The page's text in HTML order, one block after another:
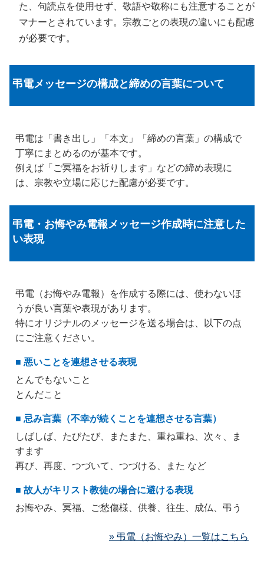
た、句読点を使用せず、敬語や敬称にも注意することが
マナーとされています。宗教ごとの表現の違いにも配慮
が必要です。
弔電メッセージの構成と締めの言葉について
弔電は「書き出し」「本文」「締めの言葉」の構成で
丁寧にまとめるのが基本です。
例えば「ご冥福をお祈りします」などの締め表現に
は、宗教や立場に応じた配慮が必要です。
弔電・お悔やみ電報メッセージ作成時に注意した
い表現
弔電（お悔やみ電報）を作成する際には、使わないほ
うが良い言葉や表現があります。
特にオリジナルのメッセージを送る場合は、以下の点
にご注意ください。
■ 悪いことを連想させる表現
とんでもないこと
とんだこと
■ 忌み言葉（不幸が続くことを連想させる言葉）
しばしば、たびたび、またまた、重ね重ね、次々、ま
すます
再び、再度、つづいて、つづける、また など
■ 故人がキリスト教徒の場合に避ける表現
お悔やみ、冥福、ご愁傷様、供養、往生、成仏、弔う
» 弔電（お悔やみ）一覧はこちら